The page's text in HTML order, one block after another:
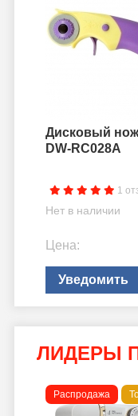
Дисковый нож
DW-RC028A
1
Нет в наличии
Цена:
Уведомить
ЛИДЕРЫ
Распродажа